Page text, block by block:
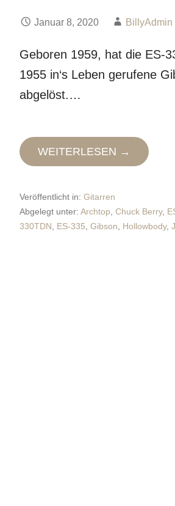
Januar 8, 2020 BillyAdmin
Geboren 1959, hat die ES-
1955 in‘s Leben gerufene
abgelöst.…
WEITERLESEN →
Veröffentlicht in: Gitarren
Abgelegt unter: Archtop Chuck Berry,
330TDN
ES-335 Gibson Hollowbody,